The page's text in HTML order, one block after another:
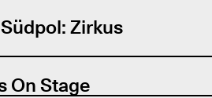
Zirkus
On Stage